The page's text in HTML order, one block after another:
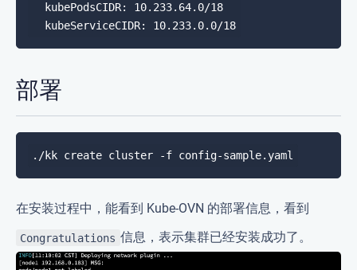
  kubePodsCIDR: 10.233.64.0/18
部署
在安装过程中，能看到 Kube-OVN 的部署信息，看到
Congratulations 信息，表示集群已经安装成功了。